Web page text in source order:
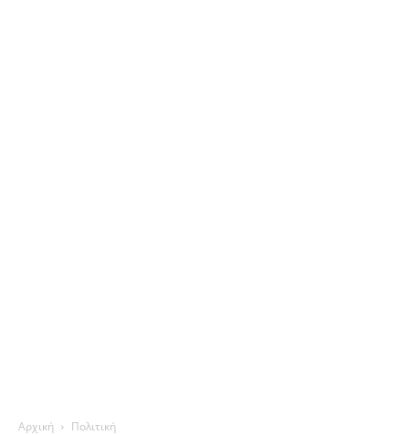
Αρχική Πολιτική